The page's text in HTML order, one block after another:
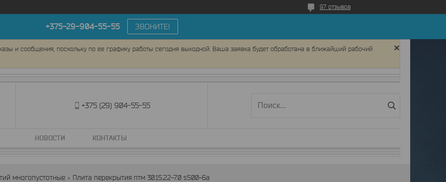
97 отзывов
+375-29-904-55-55 ЗВОНИТЕ!
и сообщения, поскольку по ее графику работы сегодня выходной. Ваша заявка будет обработана в ближайший рабочий
+375 (29) 904-55-55
НОВОСТИ КОНТАКТЫ
многопустотные Плита перекрытия птм 30.15.22-7.0 s500-6а